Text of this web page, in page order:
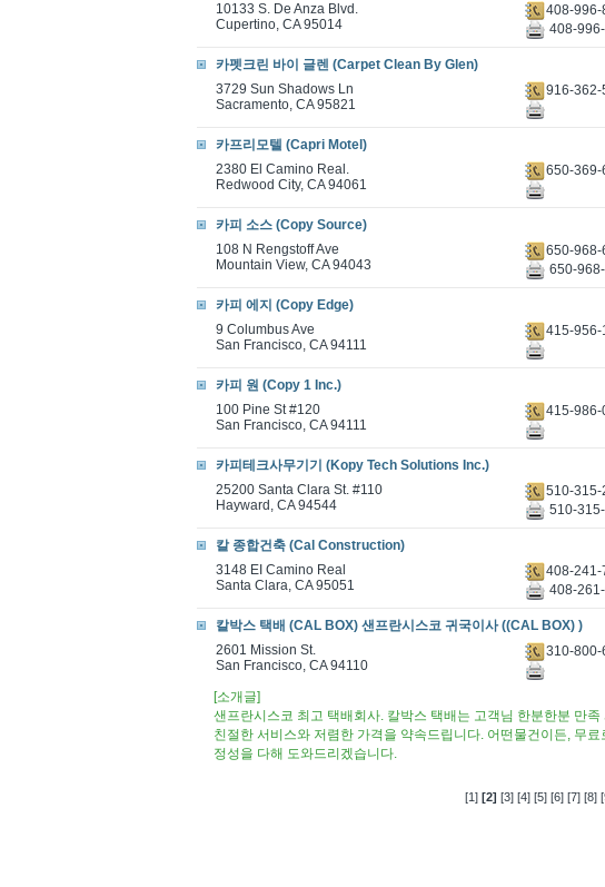
10133 S. De Anza Blvd.
Cupertino, CA 95014
408-996-
408-
카펫크린 바이 글렌 (Carpet Clean By Glen)
3729 Sun Shadows Ln
Sacramento, CA 95821
916-362-
카프리모텔 (Capri Motel)
2380 El Camino Real.
Redwood City, CA 94061
650-369-
카피 소스 (Copy Source)
108 N Rengstoff Ave
Mountain View, CA 94043
650-968-
650-
카피 에지 (Copy Edge)
9 Columbus Ave
San Francisco, CA 94111
415-956-
카피 원 (Copy 1 Inc.)
100 Pine St #120
San Francisco, CA 94111
415-986-
카피테크사무기기 (Kopy Tech Solutions Inc.)
25200 Santa Clara St. #110
Hayward, CA 94544
510-315-
510-
칼 종합건축 (Cal Construction)
3148 EI Camino Real
Santa Clara, CA 95051
408-241-
408-
칼박스 택배 (CAL BOX) 샌프란시스코 귀국이사 ((CAL BOX) )
2601 Mission St.
San Francisco, CA 94110
310-800-
[소개글]
샌프란시스코 최고 택배회사. 칼박스 택배는 고객님 한분한분 만
친절한 서비스와 저렴한 가격을 약속드립니다. 어떤물건이든, 무
정성을 다해 도와드리겠습니다.​
[1] [2] [3] [4] [5] [6] [7] [8]